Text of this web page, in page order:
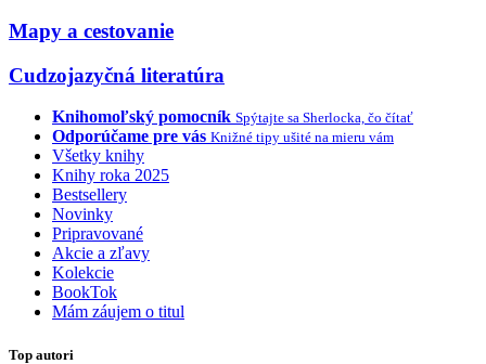
Mapy a cestovanie
Cudzojazyčná literatúra
Knihomoľský pomocník Spýtajte sa Sherlocka, čo čítať
Odporúčame pre vás Knižné tipy ušité na mieru vám
Všetky knihy
Knihy roka 2025
Bestsellery
Novinky
Pripravované
Akcie a zľavy
Kolekcie
BookTok
Mám záujem o titul
Top autori